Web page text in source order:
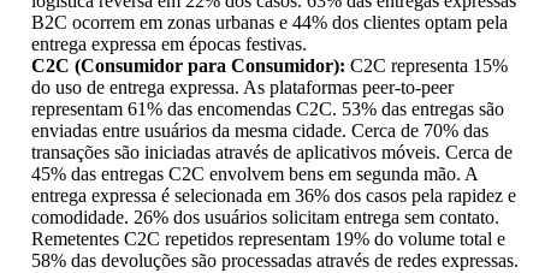
B2C ocorrem em zonas urbanas e 44% dos clientes optam pela
entrega expressa em épocas festivas.
C2C (Consumidor para Consumidor): C2C representa 15%
do uso de entrega expressa. As plataformas peer-to-peer
representam 61% das encomendas C2C. 53% das entregas são
enviadas entre usuários da mesma cidade. Cerca de 70% das
transações são iniciadas através de aplicativos móveis. Cerca de
45% das entregas C2C envolvem bens em segunda mão. A
entrega expressa é selecionada em 36% dos casos pela rapidez e
comodidade. 26% dos usuários solicitam entrega sem contato.
Remetentes C2C repetidos representam 19% do volume total e
58% das devoluções são processadas através de redes expressas.